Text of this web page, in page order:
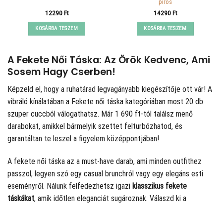
12290Ft
KOSÁRBA TESZEM
piros
14290Ft
KOSÁRBA TESZEM
A Fekete Női Táska: Az Örök Kedvenc, Ami
Sosem Hagy Cserben!
Képzeld el, hogy a ruhatárad legvagányabb kiegészítője ott vár! A
vibráló kínálatában a Fekete női táska kategóriában most 20 db
szuper cuccból válogathatsz. Már 1 690 ft-tól találsz menő
darabokat, amikkel bármelyik szettet felturbózhatod, és
garantáltan te leszel a figyelem középpontjában!
A fekete női táska az a must-have darab, ami minden outfithez
passzol, legyen szó egy casual brunchról vagy egy elegáns esti
eseményről. Nálunk felfedezhetsz igazi klasszikus fekete
táskákat, amik időtlen eleganciát sugároznak. Válaszd ki a